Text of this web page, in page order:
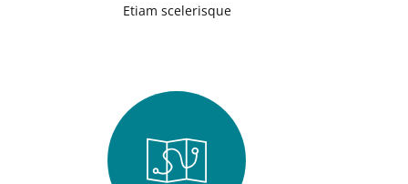
Etiam scelerisque